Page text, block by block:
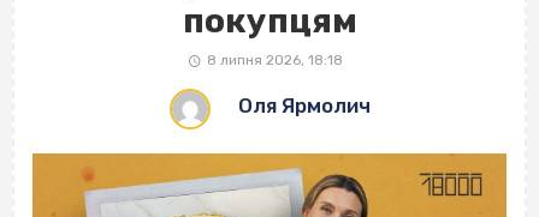
покупцям
8 липня 2026, 18:18
Оля Ярмолич